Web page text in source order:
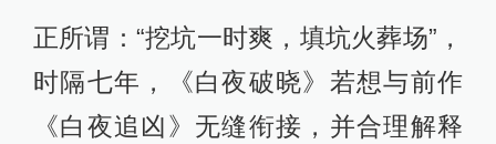
正所谓：“挖坑一时爽，填坑火葬场”，
时隔七年，《白夜破晓》若想与前作
《白夜追凶》无缝衔接，并合理解释